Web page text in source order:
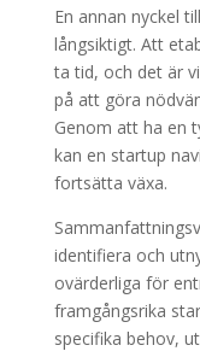
En annan nyckel
långsiktigt. Att
ta tid, och det är
på att göra
Genom att ha en
kan en startup
fortsätta växa.
identifiera och
ovärderliga för
framgångsrika
specifika behov,